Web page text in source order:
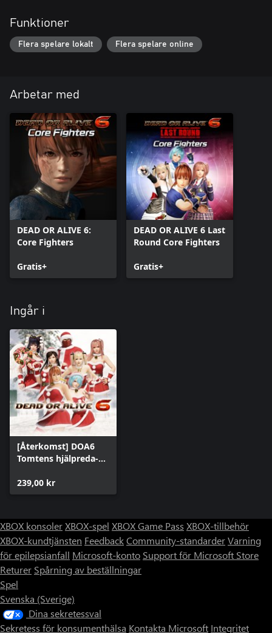
Funktioner
Flera spelare lokalt Flera spelare online
Arbetar med
DEAD OR ALIVE 6:
Core Fighters
Gratis+
DEAD OR ALIVE 6 Last
Round Core Fighters
Gratis+
Ingår i
[Återkomst] DOA6
Tomtens hjälpreda-
239,00 kr
XBOX konsolerXBOX-spel XBOX Game Pass XBOX-tillbehör
XBOX-kundtjänsten FeedbackCommunity-standarderVarning
för epilepsianfall Microsoft-konto Support för Microsoft Store
Returer Spårning av beställningar
Spel
Svenska (Sverige)
Dina sekretessval
Sekretess för konsumenthälsa Kontakta Microsoft Integritet